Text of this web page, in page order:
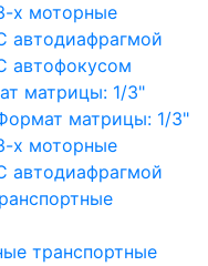
х моторные
автодиафрагмой
автофокусом
матрицы: 1/3"
матрицы: 1/3"
х моторные
автодиафрагмой
транспортные